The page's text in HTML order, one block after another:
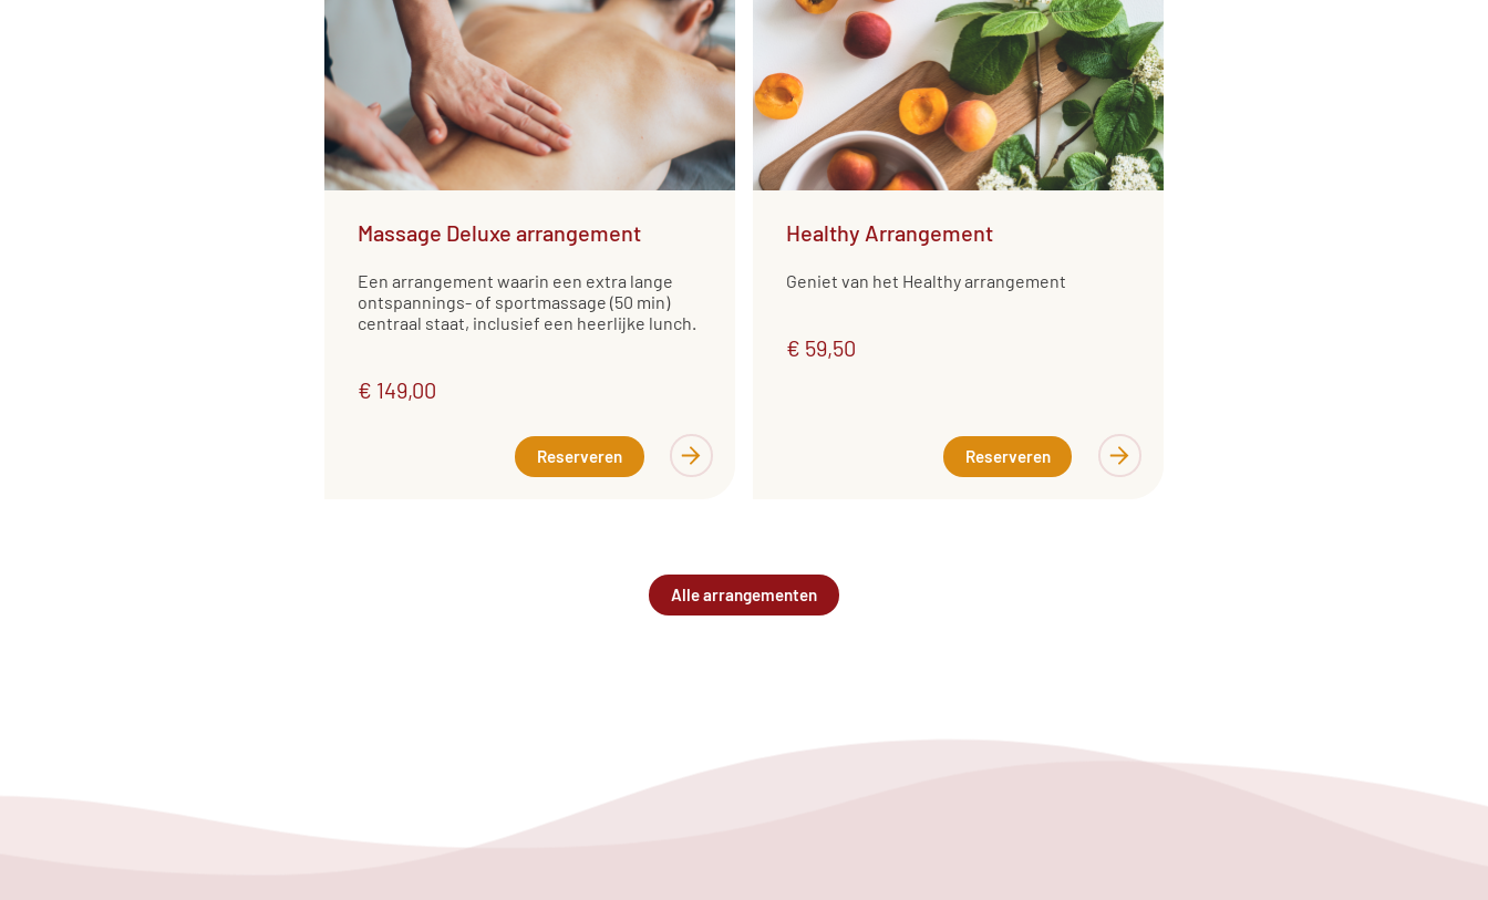
Massage Deluxe arrangement
Een arrangement waarin een extra lange
ontspannings- of sportmassage (50 min)
centraal staat, inclusief een heerlijke lunch.
€ 149,00
Reserveren
Healthy Arrangement
Geniet van het Healthy arrangement
€ 59,50
Reserveren
Alle arrangementen